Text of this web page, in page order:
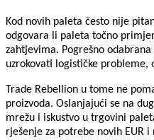
Kod novih paleta često nije
odgovara li paleta točno
zahtjevima. Pogrešno
uzrokovati logističke probleme,
Trade Rebellion u tome ne
proizvoda. Oslanjajući se na
mrežu i iskustvo u trgovini
rješenje za potrebe novih EUR